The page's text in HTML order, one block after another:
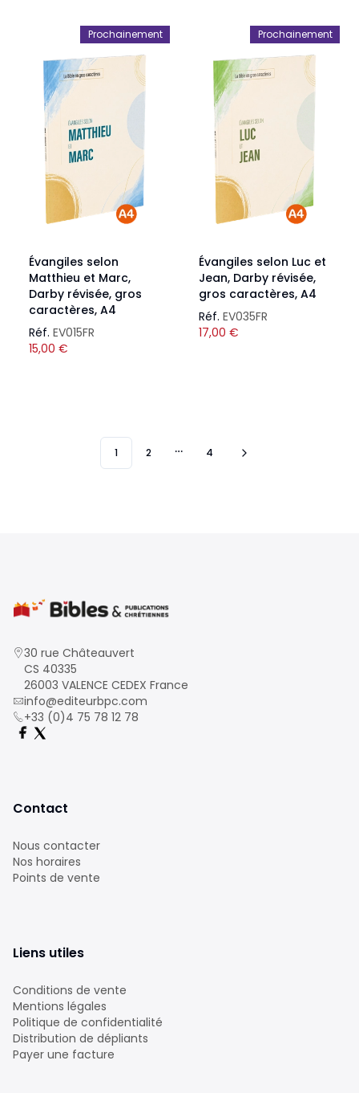
Prochainement
Évangiles selon
Matthieu et Marc,
Darby révisée, gros
caractères, A4
Réf. EV015FR
15,00 €
Prochainement
Évangiles selon Luc et
Jean, Darby révisée,
gros caractères, A4
Réf. EV035FR
17,00 €
1 2 More pages
4
30 rue Châteauvert
CS 40335
26003 VALENCE CEDEX France
info@editeurbpc.com
+33 (0)4 75 78 12 78
Contact
Nous contacter
Nos horaires
Points de vente
Liens utiles
Conditions de vente
Mentions légales
Politique de confidentialité
Distribution de dépliants
Payer une facture